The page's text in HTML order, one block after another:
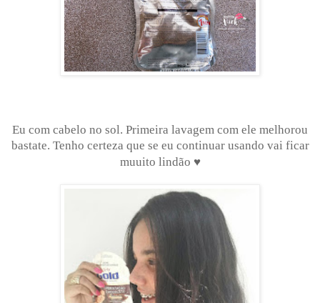
Eu com cabelo no sol. Primeira lavagem com ele melhorou
bastate. Tenho certeza que se eu continuar usando vai ficar
muuito lindão ♥